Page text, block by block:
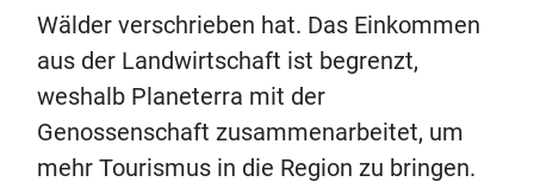
Wälder verschrieben hat. Das Einkommen
aus der Landwirtschaft ist begrenzt,
weshalb Planeterra mit der
Genossenschaft zusammenarbeitet, um
mehr Tourismus in die Region zu bringen.